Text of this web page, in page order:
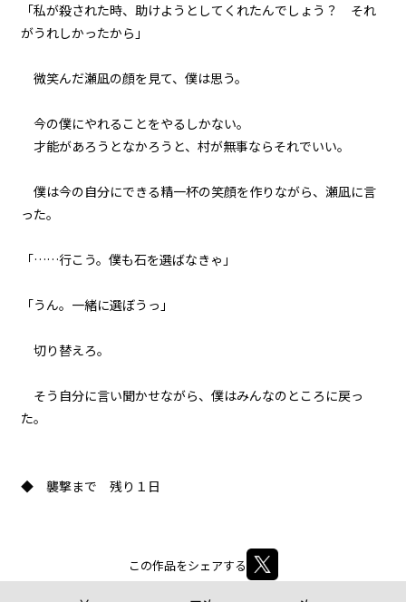
BEIN' FRIENDS
８月３１日：THE BEGINNING OF
070
「私が殺された時、助けようとしてくれたんでしょう？ それ
がうれしかったから」
微笑んだ瀬凪の顔を見て、僕は思う。
今の僕にやれることをやるしかない。
才能があろうとなかろうと、村が無事ならそれでいい。
僕は今の自分にできる精一杯の笑顔を作りながら、瀬凪に言
った。
「……行こう。僕も石を選ばなきゃ」
「うん。一緒に選ぼうっ」
切り替えろ。
そう自分に言い聞かせながら、僕はみんなのところに戻っ
た。
◆ 襲撃まで 残り１日
この作品をシェアする